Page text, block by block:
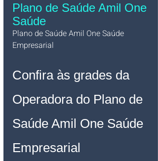
Plano de Saúde Amil One
Saúde
Plano de Saúde Amil One Saúde
Empresarial
Confira às grades da
Operadora do Plano de
Saúde Amil One Saúde
Empresarial